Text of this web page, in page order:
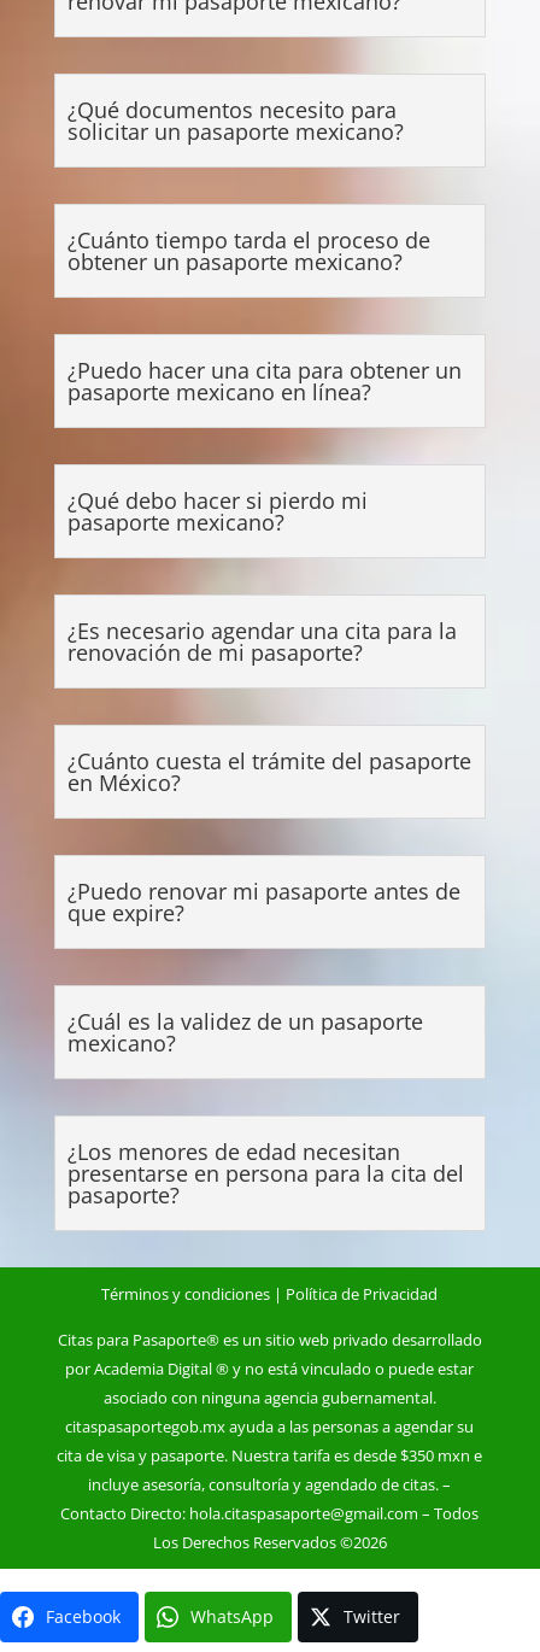
¿Qué documentos necesito para
solicitar un pasaporte mexicano?
¿Cuánto tiempo tarda el proceso de
obtener un pasaporte mexicano?
¿Puedo hacer una cita para obtener un
pasaporte mexicano en línea?
¿Qué debo hacer si pierdo mi
pasaporte mexicano?
¿Es necesario agendar una cita para la
renovación de mi pasaporte?
¿Cuánto cuesta el trámite del pasaporte
en México?
¿Puedo renovar mi pasaporte antes de
que expire?
¿Cuál es la validez de un pasaporte
mexicano?
¿Los menores de edad necesitan
presentarse en persona para la cita del
pasaporte?
Términos y condiciones | Política de Privacidad
Citas para Pasaporte® es un sitio web privado desarrollado
por Academia Digital ® y no está vinculado o puede estar
asociado con ninguna agenciagubernamental.
citaspasaportegob.mx ayuda a las personas a agendar su
cita de visa y pasaporte. Nuestra tarifa es desde $350 mxn e
incluye asesoría, consultoría y agendado de citas. –
Contacto Directo: hola.citaspasaporte@gmail.com – Todos
Los Derechos Reservados ©2026
Facebook WhatsApp Twitter